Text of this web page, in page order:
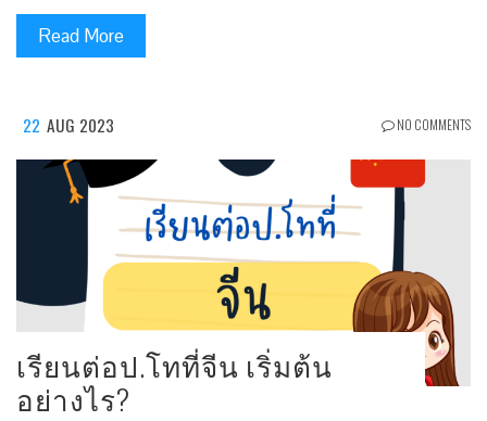
Read More
22 AUG 2023 NO COMMENTS
เรียนต่อป.โทที่จีน เริ่มต้น
อย่างไร?